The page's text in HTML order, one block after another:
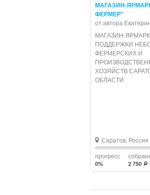
МАГАЗИН-
ФЕРМЕР"
от автора
МАГАЗИН-
ПОДДЕРЖКИ
ФЕРМЕРСКИХ И
ХОЗЯЙСТВ
ОБЛАСТИ
Саратов, Россия
прогресс
0% 2 750 a